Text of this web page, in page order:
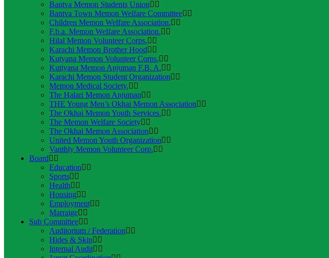
Bantva Memon Students Union
Bantva Town Memon Welfare Committee
Children Memon Welfare Association.
F.b.a. Memon Welfare Association.
Hilal Memon Volunteer Corps.
Karachi Memon Brother Hood
Kutyana Memon Volunteer Corps.
Kutiyana Memon Anjuman F.B. A.
Karachi Memon Student Organization
Memon Medical Society.
The Halari Memon Anjuman
THE Young Men’s Okhai Memon Association
The Okhai Memon Youth Services.
The Memon Welfare Society
The Okhai Memon Association
United Memon Youth Organization
Vanthly Memon Volunteer Corp.
Board
Education
Sports
Health
Housing
Employment
Marraige
Sub Committee
Auditorium / Federation
Hides & Skin
Internal Audit